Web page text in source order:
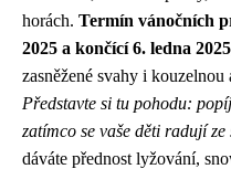
horách. Termín vánočních
2025 a končící 6. ledna 2025
zasněžené svahy i
Představte si tu pohodu:
zatímco se vaše děti radují
dáváte přednost lyžování,